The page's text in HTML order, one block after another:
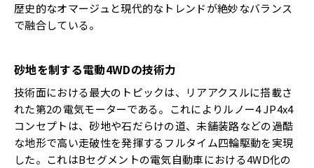
歴史的なオマージュと現代的なトレンドが絶妙なバランス
で融合している。
砂地を制する電動4WDの技術力
技術面における最大のトピックは、リアアクスルに搭載さ
れた第2の電気モーターである。これによりルノー4 JP4x4
コンセプトは、砂地や石だらけの道、未舗装路などの過酷
な地形で高い走破性を発揮するフルタイム四輪駆動を実現
した。これはBセグメントの電気自動車における4WD化の